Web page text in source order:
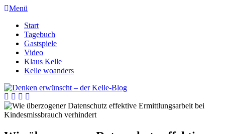
Menü
Start
Tagebuch
Gastspiele
Video
Klaus Kelle
Kelle woanders